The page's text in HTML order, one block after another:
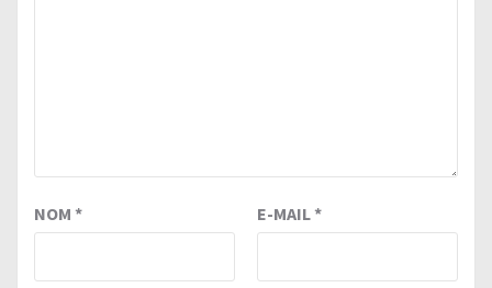
NOM * E-MAIL*